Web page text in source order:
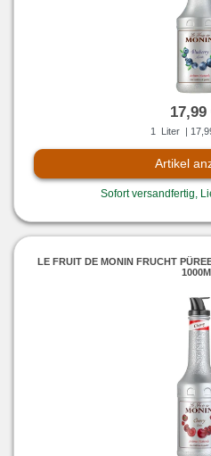
17,99
1 Liter |
Artikel
Sofort versandfertig,
LE FRUIT DE MONIN FRUCHT